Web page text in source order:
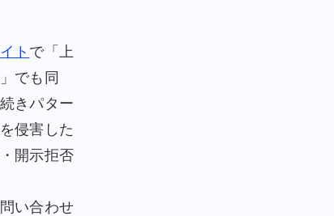
ト で「上
でも同
きパター
侵害した
開示拒否
い合わせ